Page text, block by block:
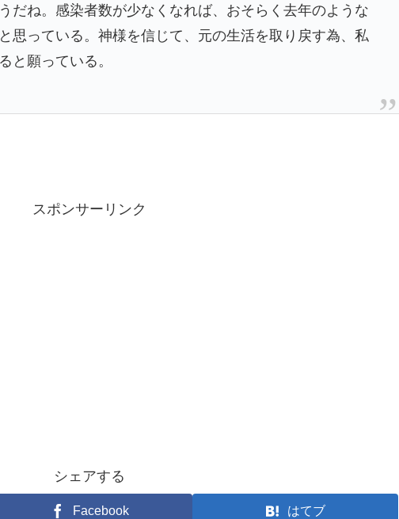
だね。感染者数が少なくなれば、おそらく去年のような
思っている。神様を信じて、元の生活を取り戻す為、私
と願っている。
スポンサーリンク
シェアする
Facebook はてブ